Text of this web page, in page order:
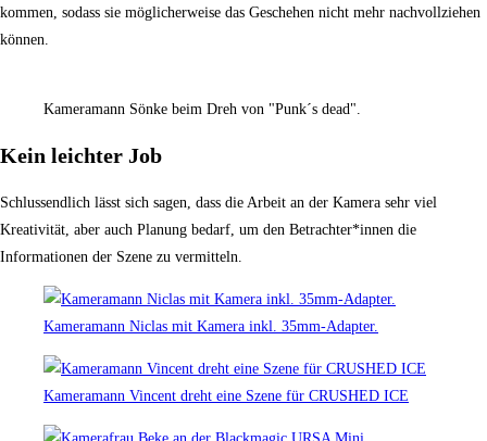
kommen, sodass sie möglicherweise das Geschehen nicht mehr nachvollziehen
können.
Kameramann Sönke beim Dreh von "Punk´s dead".
Kein leichter Job
Schlussendlich lässt sich sagen, dass die Arbeit an der Kamera sehr viel
Kreativität, aber auch Planung bedarf, um den Betrachter*innen die
Informationen der Szene zu vermitteln.
Kameramann Niclas mit Kamera inkl. 35mm-Adapter.
Kameramann Vincent dreht eine Szene für CRUSHED ICE